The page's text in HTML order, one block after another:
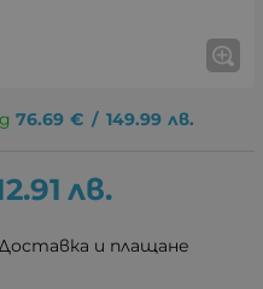
76.69 € / 149.99 лв.
лв.
Доставка и плащане